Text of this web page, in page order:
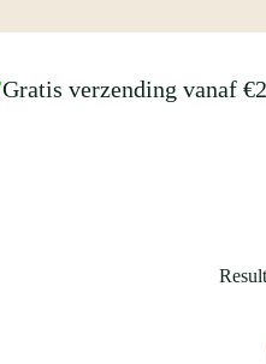
Gratis verzending vanaf